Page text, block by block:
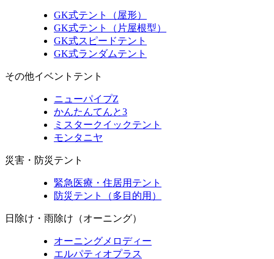
GK式テント（屋形）
GK式テント（片屋根型）
GK式スピードテント
GK式ランダムテント
その他イベントテント
ニューパイプZ
かんたんてんと3
ミスタークイックテント
モンタニヤ
災害・防災テント
緊急医療・住居用テント
防災テント（多目的用）
日除け・雨除け（オーニング）
オーニングメロディー
エルパティオプラス